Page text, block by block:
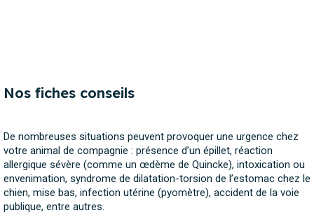
Nos fiches conseils
De nombreuses situations peuvent provoquer une urgence chez
votre animal de compagnie : présence d’un épillet, réaction
allergique sévère (comme un œdème de Quincke), intoxication ou
envenimation, syndrome de dilatation-torsion de l’estomac chez le
chien, mise bas, infection utérine (pyomètre), accident de la voie
publique, entre autres.